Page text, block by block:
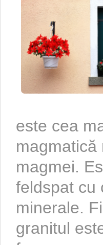
este cea
magmatică
magmei.
feldspat cu
minerale.
granitul